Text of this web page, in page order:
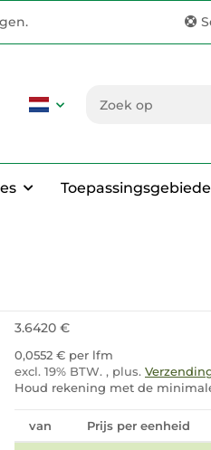
3.6420 €
0,0552 € per lfm
excl. 19% BTW. , plus.
Houd rekening met de
van Prijs per eenheid